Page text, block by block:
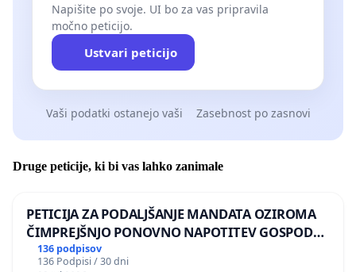
Napišite po svoje. UI bo za vas pripravila
močno peticijo.
Ustvari peticijo
Vaši podatki ostanejo vaši Zasebnost po zasnovi
Druge peticije, ki bi vas lahko zanimale
PETICIJA ZA PODALJŠANJE MANDATA OZIROMA
ČIMPREJŠNJO PONOVNO NAPOTITEV GOSPODA
BERNARDA ŠRAJNERJA NA VELEPOSLANIŠTVO
136 podpisov
136 Podpisi / 30 dni